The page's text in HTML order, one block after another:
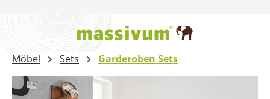
Möbel Sets
Garderoben Sets
Bildergalerie überspringen